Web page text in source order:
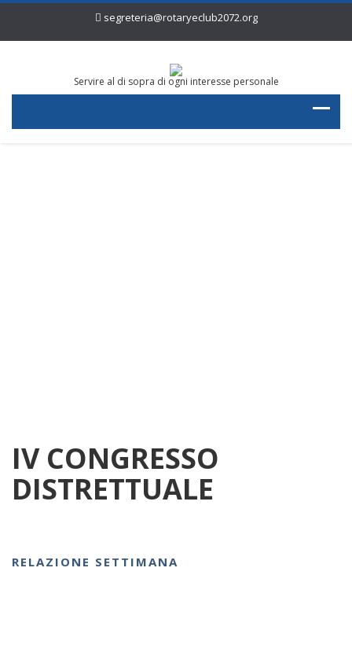
segreteria@rotaryeclub2072.org
Servire al di sopra di ogni interesse personale
IV CONGRESSO
DISTRETTUALE
RELAZIONE SETTIMANA